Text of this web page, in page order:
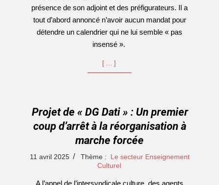
présence de son adjoint et des préfigurateurs. Il a
tout d’abord annoncé n’avoir aucun mandat pour
détendre un calendrier qui ne lui semble « pas
insensé ».
[…]
Projet de « DG Dati » : Un premier
coup d’arrêt à la réorganisation à
marche forcée
2025-
11 avril 2025 Thème :
Le secteur Enseignement
Culturel
A l’appel de l’intersyndicale culture, des agents